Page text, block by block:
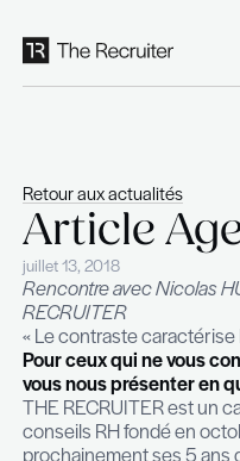
Retour aux actualités
Article
juillet 13, 2018
Rencontre avec
RECRUITER
« Le contraste
Pour ceux qui ne